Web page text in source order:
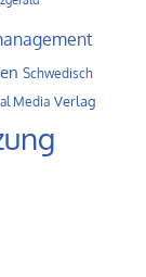
Schwedisch
Media Verlag